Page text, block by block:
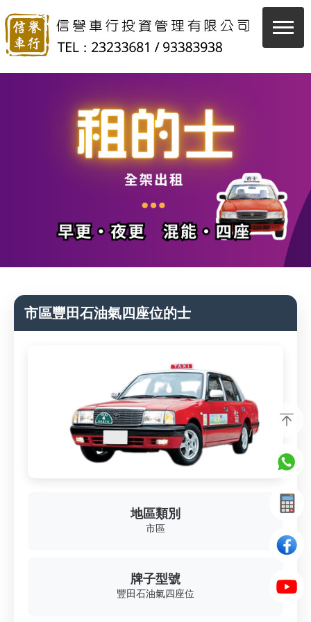
市區豐田石油氣四座位的士
地區類別
市區
牌子型號
豐田石油氣四座位